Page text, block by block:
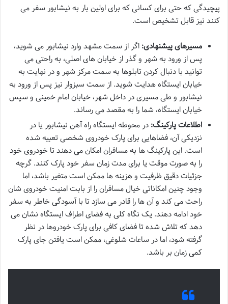
پیچیدگی که حتی برای کسانی که برای اولین بار به نیشابور سفر می
کنند نیز قابل تشخیص است.
مسیرهای پیشنهادی: اگر از سمت مشهد وارد نیشابور می شوید،
پس از ورود به شهر و گذر از خیابان های اصلی، به راحتی می
توانید با دنبال کردن تابلوها به سمت مرکز شهر و در نهایت به
خیابان ایستگاه هدایت شوید. از سمت سبزوار نیز پس از ورود به
نیشابور و طی مسیری در داخل شهر، خیابان امام خمینی و سپس
خیابان ایستگاه، شما را به مقصد می رساند.
اطلاعات پارکینگ: در محوطه ایستگاه راه آهن نیشابور یا در
نزدیکی آن، فضاهایی برای پارک خودروی شخصی تعبیه شده
است. این پارکینگ ها به مسافران امکان می دهند تا خودروی خود
را به صورت موقت یا برای مدت زمان سفر خود پارک کنند. گرچه
جزئیات دقیق ظرفیت و هزینه ها ممکن است متغیر باشد، اما
وجود چنین امکاناتی خیال مسافران را از بابت امنیت خودروی شان
راحت می کند و آن ها را قادر می سازد تا با آسودگی خاطر به سفر
خود ادامه دهند. یک نگاه کلی به فضای اطراف ایستگاه نشان می
دهد که تلاش شده تا فضای کافی برای پارک خودروها در نظر
گرفته شود، اما در ساعات شلوغی، ممکن است یافتن جای پارک
کمی زمان بر باشد.